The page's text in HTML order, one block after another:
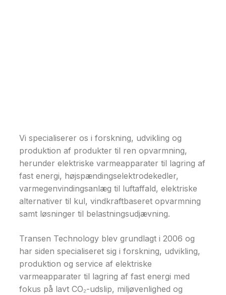
Vi specialiserer os i forskning, udvikling og
produktion af produkter til ren opvarmning,
herunder elektriske varmeapparater til lagring af
fast energi, højspændingselektrodekedler,
varmegenvindingsanlæg til luftaffald, elektriske
alternativer til kul, vindkraftbaseret opvarmning
samt løsninger til belastningsudjævning.
Transen Technology blev grundlagt i 2006 og
har siden specialiseret sig i forskning, udvikling,
produktion og service af elektriske
varmeapparater til lagring af fast energi med
fokus på lavt CO₂-udslip, miljøvenlighed og